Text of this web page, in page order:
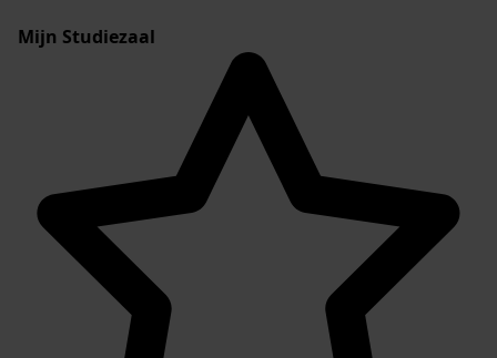
Mijn Studiezaal